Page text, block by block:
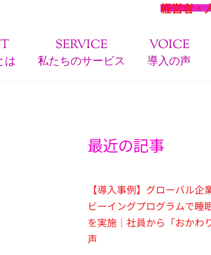
経営者・
は
SERVICE
私たちのサービス
VOICE
導入の声
最近の記事
【導入事例】グローバル企
ビーイングプログラムで睡
を実施｜社員から「おかわ
声